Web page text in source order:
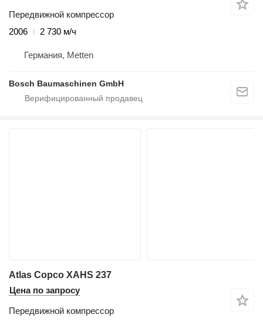
Передвижной компрессор
2006
2 730 м/ч
Германия, Metten
Bosch Baumaschinen GmbH
Atlas Copco XAHS 237
Цена по запросу
Передвижной компрессор